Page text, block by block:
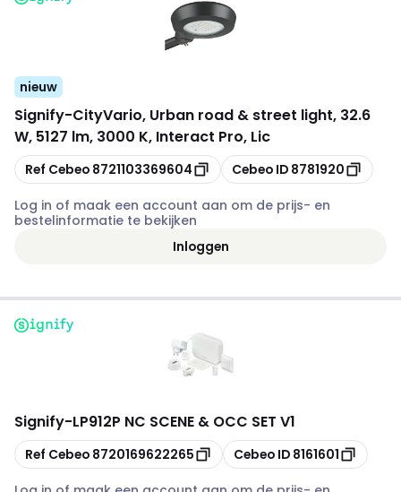
nieuw
Signify-CityVario, Urban road & street light, 32.6
W, 5127 lm, 3000 K, Interact Pro, Lic
Kopiëren
Ref Cebeo 8721103369604 Kopiëren
Cebeo ID 8781920
Log in of maak een account aan om de prijs- en
bestelinformatie te bekijken
Inloggen
Signify-LP912P NC SCENE & OCC SET V1
Kopiëren
Ref Cebeo 8720169622265 Kopiëren
Cebeo ID 8161601